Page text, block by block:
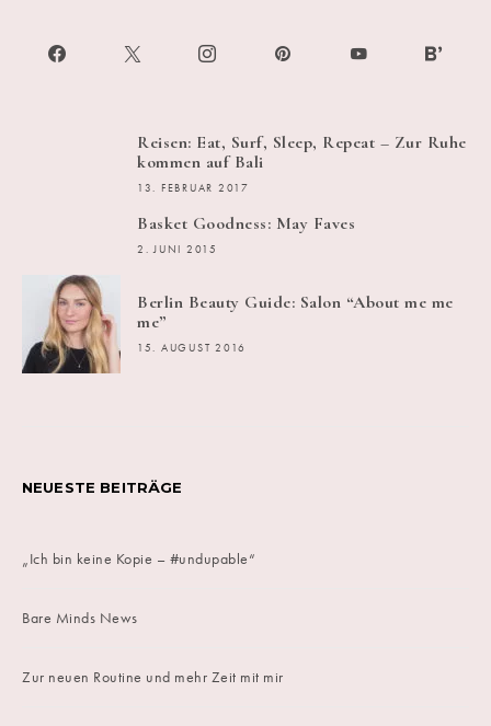
Reisen: Eat, Surf, Sleep, Repeat – Zur Ruhe
kommen auf Bali
13. FEBRUAR 2017
Basket Goodness: May Faves
2. JUNI 2015
Berlin Beauty Guide: Salon “About me me
me”
15. AUGUST 2016
NEUESTE BEITRÄGE
„Ich bin keine Kopie – #undupable“
Bare Minds News
Zur neuen Routine und mehr Zeit mit mir